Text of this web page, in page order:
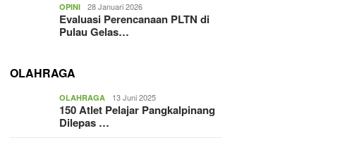
OPINI 28 Januari 2026
Evaluasi Perencanaan PLTN di
Pulau Gelas…
OLAHRAGA
OLAHRAGA 13 Juni 2025
150 Atlet Pelajar Pangkalpinang
Dilepas …